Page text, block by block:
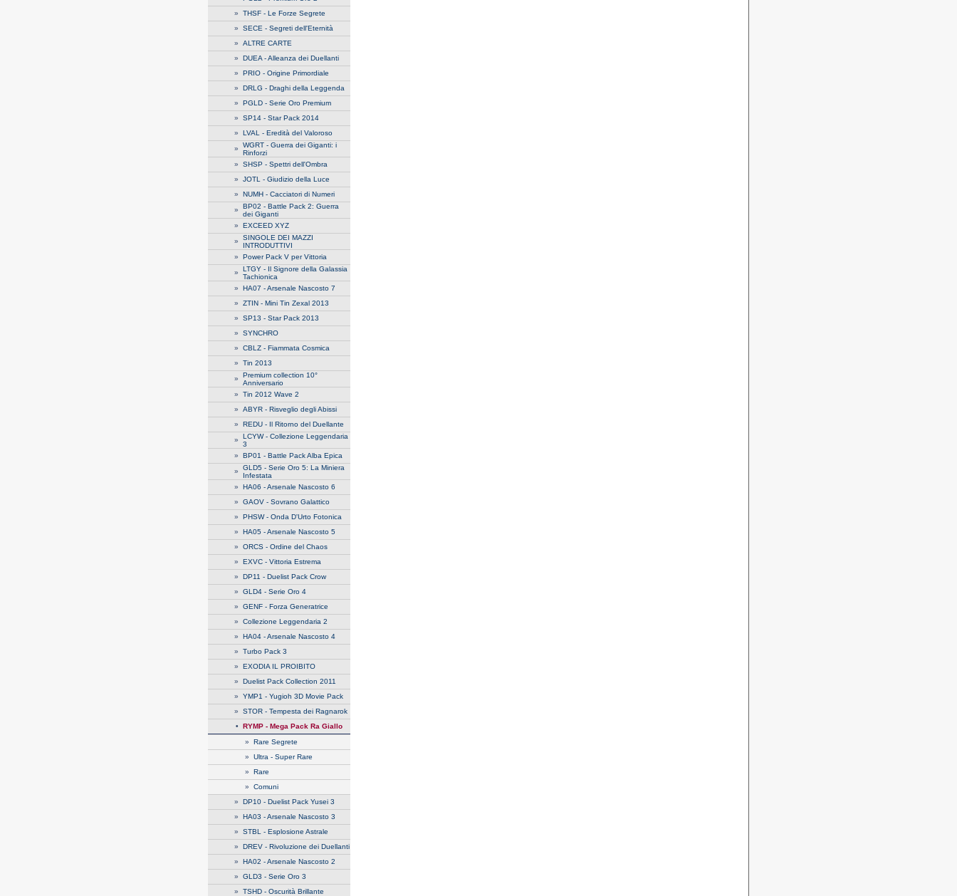
» THSF - Le Forze Segrete
» SECE - Segreti dell'Eternità
» ALTRE CARTE
» DUEA - Alleanza dei Duellanti
» PRIO - Origine Primordiale
» DRLG - Draghi della Leggenda
» PGLD - Serie Oro Premium
» SP14 - Star Pack 2014
» LVAL - Eredità del Valoroso
» WGRT - Guerra dei Giganti: i
Rinforzi
» SHSP - Spettri dell'Ombra
» JOTL - Giudizio della Luce
» NUMH - Cacciatori di Numeri
» BP02 - Battle Pack 2: Guerra
dei Giganti
» EXCEED XYZ
» SINGOLE DEI MAZZI
INTRODUTTIVI
» Power Pack V per Vittoria
» LTGY - Il Signore della Galassia
Tachionica
» HA07 - Arsenale Nascosto 7
» ZTIN - Mini Tin Zexal 2013
» SP13 - Star Pack 2013
» SYNCHRO
» CBLZ - Fiammata Cosmica
» Tin 2013
» Premium collection 10°
Anniversario
» Tin 2012 Wave 2
» ABYR - Risveglio degli Abissi
» REDU - Il Ritorno del Duellante
» LCYW - Collezione Leggendaria
3
» BP01 - Battle Pack Alba Epica
» GLD5 - Serie Oro 5: La Miniera
Infestata
» HA06 - Arsenale Nascosto 6
» GAOV - Sovrano Galattico
» PHSW - Onda D'Urto Fotonica
» HA05 - Arsenale Nascosto 5
» ORCS - Ordine del Chaos
» EXVC - Vittoria Estrema
» DP11 - Duelist Pack Crow
» GLD4 - Serie Oro 4
» GENF - Forza Generatrice
» Collezione Leggendaria 2
» HA04 - Arsenale Nascosto 4
» Turbo Pack 3
» EXODIA IL PROIBITO
» Duelist Pack Collection 2011
» YMP1 - Yugioh 3D Movie Pack
» STOR - Tempesta dei Ragnarok
•
RYMP - Mega Pack Ra Giallo
» Rare Segrete
» Ultra - Super Rare
» Rare
» Comuni
» DP10 - Duelist Pack Yusei 3
» HA03 - Arsenale Nascosto 3
» STBL - Esplosione Astrale
» DREV - Rivoluzione dei Duellanti
» HA02 - Arsenale Nascosto 2
» GLD3 - Serie Oro 3
» TSHD - Oscurità Brillante